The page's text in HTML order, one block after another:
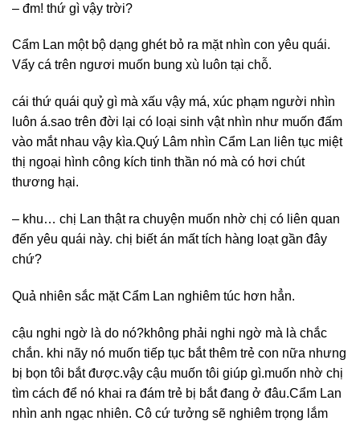
– đm! thứ gì vậy trời?
Cẩm Lan một bộ dạng ghét bỏ ra mặt nhìn con yêu quái.
Vẩy cá trên ngươi muốn bung xù luôn tại chỗ.
cái thứ quái quỷ gì mà xấu vậy má, xúc phạm người nhìn
luôn á. sao trên đời lại có loại sinh vật nhìn như muốn đấm
vào mắt nhau vậy kìa.Quý Lâm nhìn Cẩm Lan liên tục miệt
thị ngoại hình công kích tinh thần nó mà có hơi chút
thương hại.
– khu… chị Lan thật ra chuyện muốn nhờ chị có liên quan
đến yêu quái này. chị biết án mất tích hàng loạt gần đây
chứ?
Quả nhiên sắc mặt Cẩm Lan nghiêm túc hơn hẳn.
cậu nghi ngờ là do nó? không phải nghi ngờ mà là chắc
chắn. khi nãy nó muốn tiếp tục bắt thêm trẻ con nữa nhưng
bị bọn tôi bắt được. vậy cậu muốn tôi giúp gì. muốn nhờ chị
tìm cách để nó khai ra đám trẻ bị bắt đang ở đâu.Cẩm Lan
nhìn anh ngạc nhiên. Cô cứ tưởng sẽ nghiêm trọng lắm